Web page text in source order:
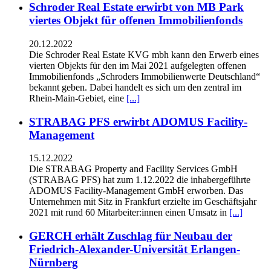
Schroder Real Estate erwirbt von MB Park
viertes Objekt für offenen Immobilienfonds
20.12.2022
Die Schroder Real Estate KVG mbh kann den Erwerb eines
vierten Objekts für den im Mai 2021 aufgelegten offenen
Immobilienfonds „Schroders Immobilienwerte Deutschland“
bekannt geben. Dabei handelt es sich um den zentral im
Rhein-Main-Gebiet, eine [...]
STRABAG PFS erwirbt ADOMUS Facility-
Management
15.12.2022
Die STRABAG Property and Facility Services GmbH
(STRABAG PFS) hat zum 1.12.2022 die inhabergeführte
ADOMUS Facility-Management GmbH erworben. Das
Unternehmen mit Sitz in Frankfurt erzielte im Geschäftsjahr
2021 mit rund 60 Mitarbeiter:innen einen Umsatz in [...]
GERCH erhält Zuschlag für Neubau der
Friedrich-Alexander-Universität Erlangen-
Nürnberg